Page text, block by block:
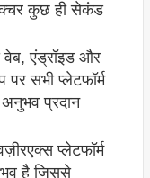
कुछ ही सेकंड
वेब, एंड्रॉइड और
सभी प्लेटफॉर्म
प्रदान
प्लेटफॉर्म
है जिससे